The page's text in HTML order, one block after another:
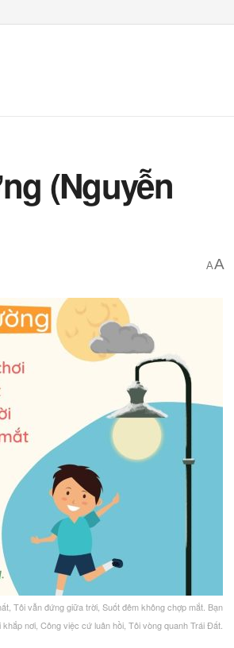
(Nguyễn
AA
Tôi vẫn đứng giữa trời, Suốt đêm không chợp mắt. Bạn
nơi, Công việc cứ luân hồi, Tôi vòng quanh Trái Đất.